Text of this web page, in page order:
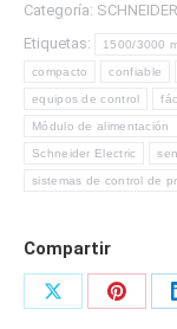
LA
MARCA
SCHNEIDER
ELECRIC
Categoría:
Etiquetas:
1500/3000
compacto confiable
equipos de control
Módulo de alimentación
Schneider Electric
sistemas de control de
Compartir
Share
Share